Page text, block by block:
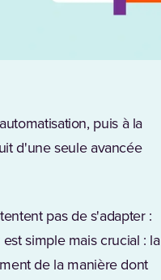
puis à la
d'une seule avancée
pas de s'adapter :
simple mais crucial : la
de la manière dont